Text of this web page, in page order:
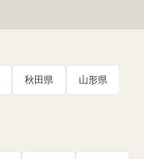
秋田県 山形県